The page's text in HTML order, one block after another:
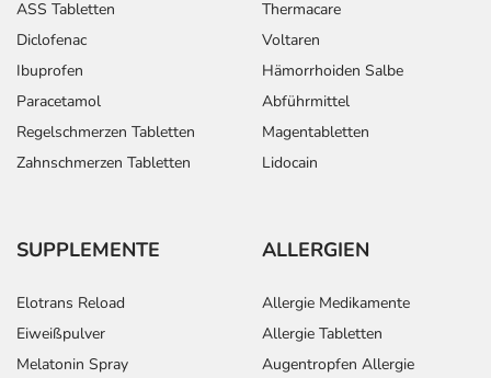
ASS Tabletten
Diclofenac
Ibuprofen
Paracetamol
Regelschmerzen Tabletten
Zahnschmerzen Tabletten
Thermacare
Voltaren
Hämorrhoiden Salbe
Abführmittel
Magentabletten
Lidocain
SUPPLEMENTE
Elotrans Reload
Eiweißpulver
Melatonin Spray
ALLERGIEN
Allergie Medikamente
Allergie Tabletten
Augentropfen Allergie